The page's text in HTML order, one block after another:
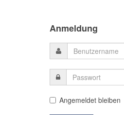
Anmeldung
Angemeldet bleiben